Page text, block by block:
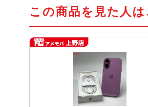
この商品を見た人